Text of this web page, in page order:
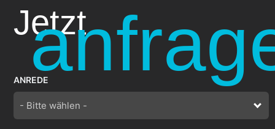
Jetzt
ANREDE
- Bitte wählen -